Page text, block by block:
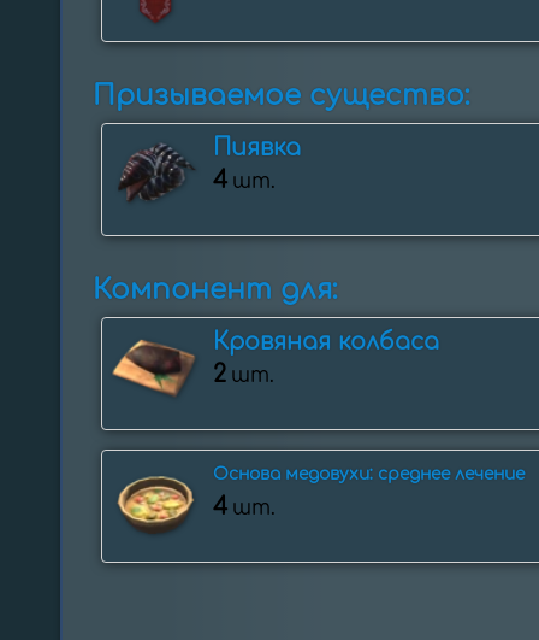
Призываемое существо:
Пиявка
4 шт.
Компонент для:
Кровяная колбаса
2 шт.
Основа медовухи: среднее лечение
4 шт.